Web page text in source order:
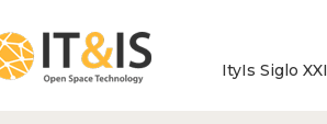
ItyIs Siglo XXI